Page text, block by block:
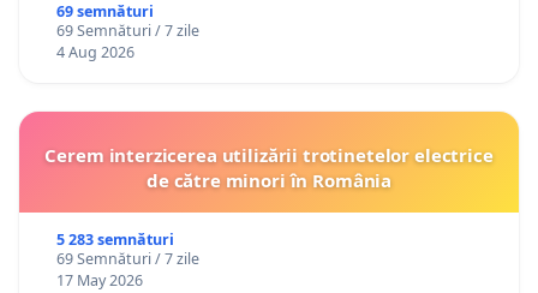
69 semnături
69 Semnături / 7 zile
4 Aug 2026
Cerem interzicerea utilizării trotinetelor electrice
de către minori în România
5 283 semnături
69 Semnături / 7 zile
17 May 2026